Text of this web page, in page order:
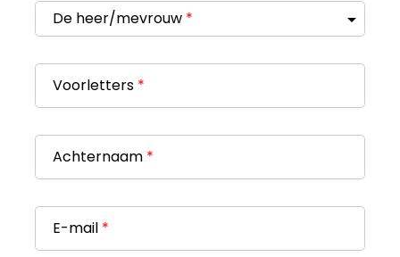
De heer/mevrouw *
Voorletters *
Achternaam *
E-mail *